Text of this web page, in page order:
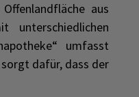
aus
unterschiedlichen
umfasst
dafür, dass der